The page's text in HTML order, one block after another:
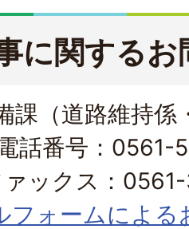
に関する
課（道路維持係
話番号：0561-
ァックス：
フォームによる